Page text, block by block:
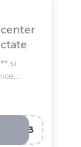
și
pe
RDB